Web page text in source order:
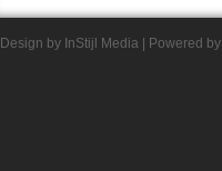
Design by InStijl Media | Powered by